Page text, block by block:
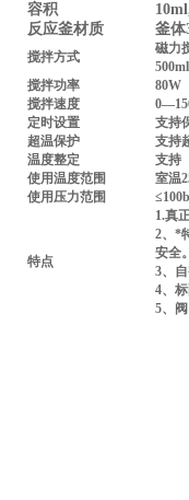
容积
反应釜材质
釜体
搅拌方式
磁力
搅拌功率
80W
搅拌速度
定时设置
支持
超温保护
支持
温度整定
支持
使用温度范围
室温
使用压力范围
特点
1.真
2、*
安全
3、
4、
5、